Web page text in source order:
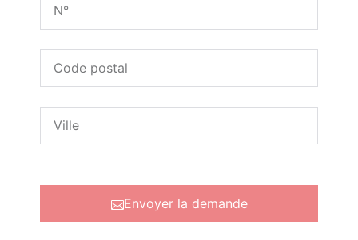
Envoyer la demande